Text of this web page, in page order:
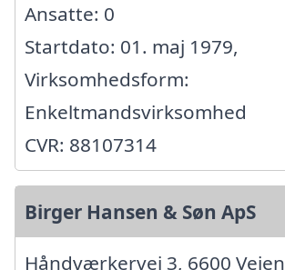
Ansatte: 0
Startdato: 01. maj 1979,
Virksomhedsform:
Enkeltmandsvirksomhed
CVR: 88107314
Birger Hansen & Søn ApS
Håndværkervej 3, 6600 Vejen